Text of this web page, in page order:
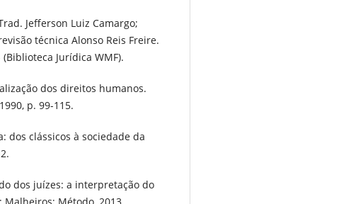
Jefferson Luiz Camargo;
técnica Alonso Reis Freire.
Jurídica WMF).
dos direitos humanos.
p. 99-115.
dos clássicos à sociedade da
dos juízes: a interpretação do